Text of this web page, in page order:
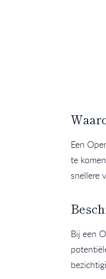
Een
te
snellere
Bij een